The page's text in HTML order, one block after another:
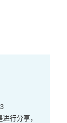
行分享，